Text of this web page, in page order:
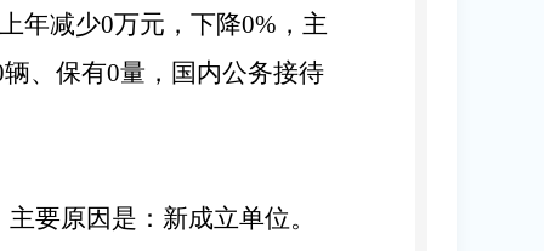
年减少0万元，下降0%，主
辆、保有0量，国内公务接待
主要原因是： 新成立单位。